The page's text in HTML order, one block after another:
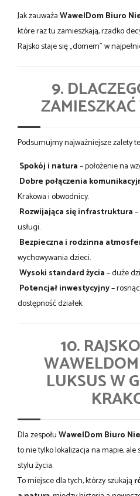
Jak zauważaWawelDom Biuro
które raz tu zamieszkają, rzadko
Rajsko staje się „domem” w
9.
Podsumujmy najważniejsze zalety
Spokój i natura– położenie na
Dobre połączenia
Krakowa i obwodnicy.
Rozwijająca się infrastruktura
usługi.
Bezpieczna i rodzinna
wychowywania dzieci.
Wysoki standard życia– duże
Potencjał inwestycyjny–
dostępność działek.
10.
LUKSUS W
Dla zespołuWawelDom Biuro
to nie tylko lokalizacja na mapie,
stylu życia.
To miejsce dla tych, którzy szukają